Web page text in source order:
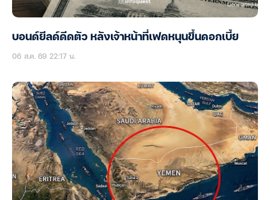
บอนด์ยีลด์ดีดตัว หลังเจ้าหน้าที่เฟดหนุนขึ้นดอกเบี้ย
06 ส.ค. 69 22:17 น.